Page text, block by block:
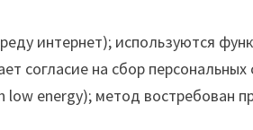
интернет); используются
согласие на сбор
energy); метод востребован